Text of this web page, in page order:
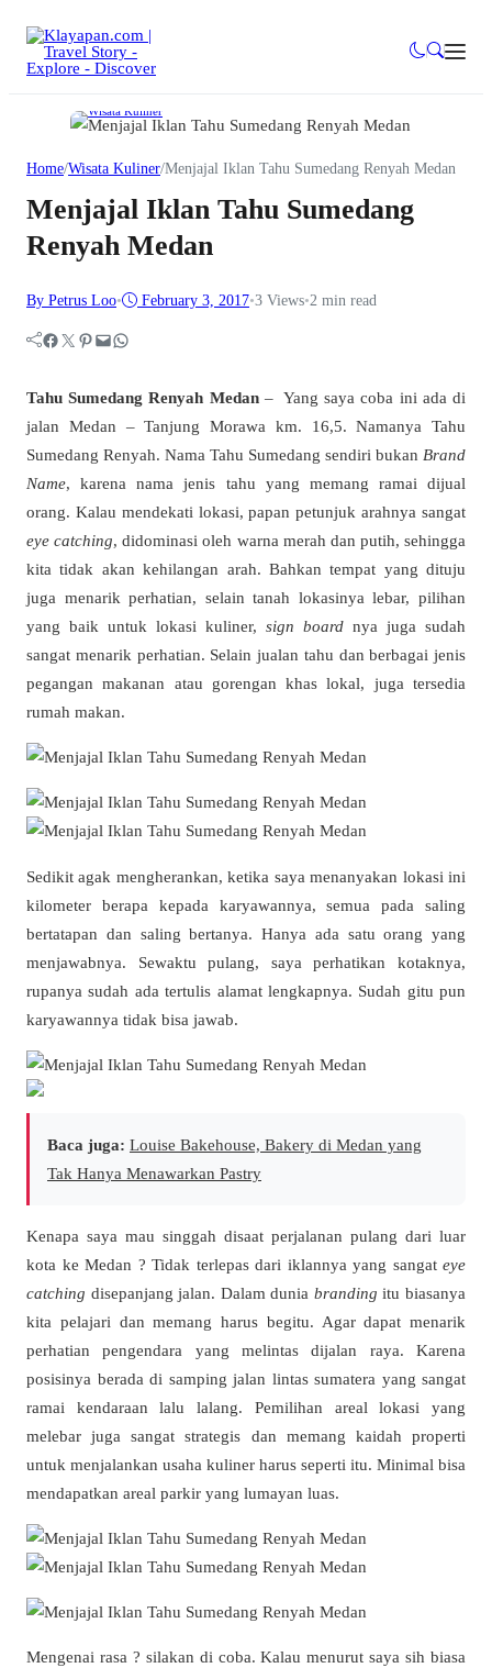
Wisata Kuliner
Home/Wisata Kuliner/Menjajal Iklan Tahu Sumedang Renyah Medan
Menjajal Iklan Tahu Sumedang
Renyah Medan
By Petrus Loo• February 3, 2017•3 Views•2 min read
Facebook Twitter Pinterest Mail WhatsApp
Tahu Sumedang Renyah Medan – Yang saya coba ini ada di
jalan Medan – Tanjung Morawa km. 16,5. Namanya Tahu
Sumedang Renyah. Nama Tahu Sumedang sendiri bukan Brand
Name, karena nama jenis tahu yang memang ramai dijual
orang. Kalau mendekati lokasi, papan petunjuk arahnya sangat
eye catching, didominasi oleh warna merah dan putih, sehingga
kita tidak akan kehilangan arah. Bahkan tempat yang dituju
juga menarik perhatian, selain tanah lokasinya lebar, pilihan
yang baik untuk lokasi kuliner, sign board nya juga sudah
sangat menarik perhatian. Selain jualan tahu dan berbagai jenis
pegangan makanan atau gorengan khas lokal, juga tersedia
rumah makan.
Sedikit agak mengherankan, ketika saya menanyakan lokasi ini
kilometer berapa kepada karyawannya, semua pada saling
bertatapan dan saling bertanya. Hanya ada satu orang yang
menjawabnya. Sewaktu pulang, saya perhatikan kotaknya,
rupanya sudah ada tertulis alamat lengkapnya. Sudah gitu pun
karyawannya tidak bisa jawab.
Baca juga: Louise Bakehouse, Bakery di Medan yang
Tak Hanya Menawarkan Pastry
Kenapa saya mau singgah disaat perjalanan pulang dari luar
kota ke Medan ? Tidak terlepas dari iklannya yang sangat eye
catching disepanjang jalan. Dalam dunia branding itu biasanya
kita pelajari dan memang harus begitu. Agar dapat menarik
perhatian pengendara yang melintas dijalan raya. Karena
posisinya berada di samping jalan lintas sumatera yang sangat
ramai kendaraan lalu lalang. Pemilihan areal lokasi yang
melebar juga sangat strategis dan memang kaidah properti
untuk menjalankan usaha kuliner harus seperti itu. Minimal bisa
mendapatkan areal parkir yang lumayan luas.
Mengenai rasa ? silakan di coba. Kalau menurut saya sih biasa